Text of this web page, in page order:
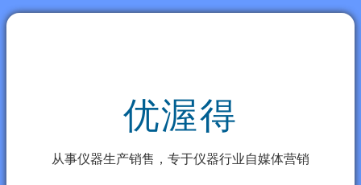
优渥得
从事仪器生产销售，专于仪器行业自媒体营销